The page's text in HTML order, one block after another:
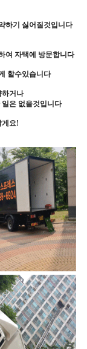
하기 싫어질것입니다
여 자택에 방문합니다
할수있습니다
하거나
은 없을것입니다
게요!